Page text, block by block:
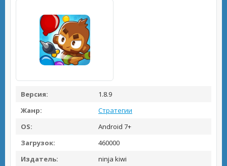
Версия:
1.8.9
Жанр:
Стратегии
OS:
Android 7+
Загрузок:
460000
Издатель:
ninja kiwi